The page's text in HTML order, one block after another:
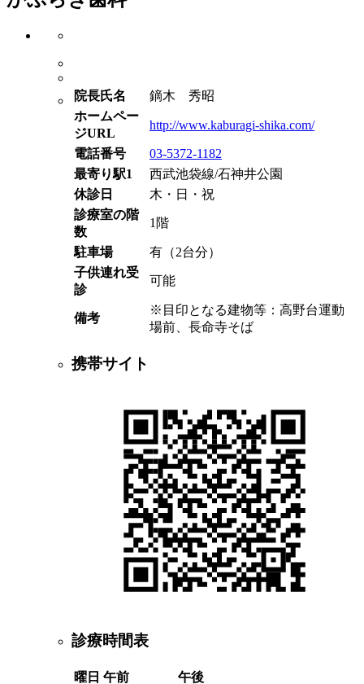
院長氏名
鏑木 秀昭
ホームペー
ジURL
http://www.kaburagi-shika.com/
電話番号
03-5372-1182
最寄り駅1
西武池袋線/石神井公園
休診日
木・日・祝
診療室の階
数
1階
駐車場
有（2台分）
子供連れ受
診
可能
備考
※目印となる建物等：高野台運動
場前、長命寺そば
携帯サイト
診療時間表
曜日 午前 午後